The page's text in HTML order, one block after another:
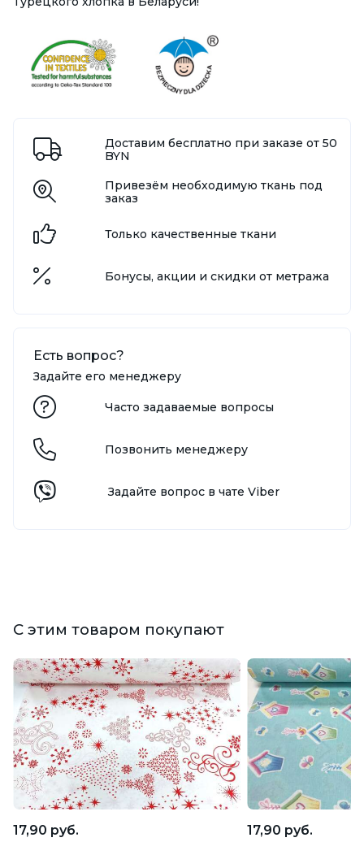
Доставим бесплатно при заказе от 50
BYN
Привезём необходимую ткань под
заказ
Только качественные ткани
Бонусы, акции и скидки от метража
Есть вопрос?
Задайте его менеджеру
Часто задаваемые вопросы
Позвонить менеджеру
Задайте вопрос в чате Viber
С этим товаром покупают
17,90 руб. 17,90 руб.